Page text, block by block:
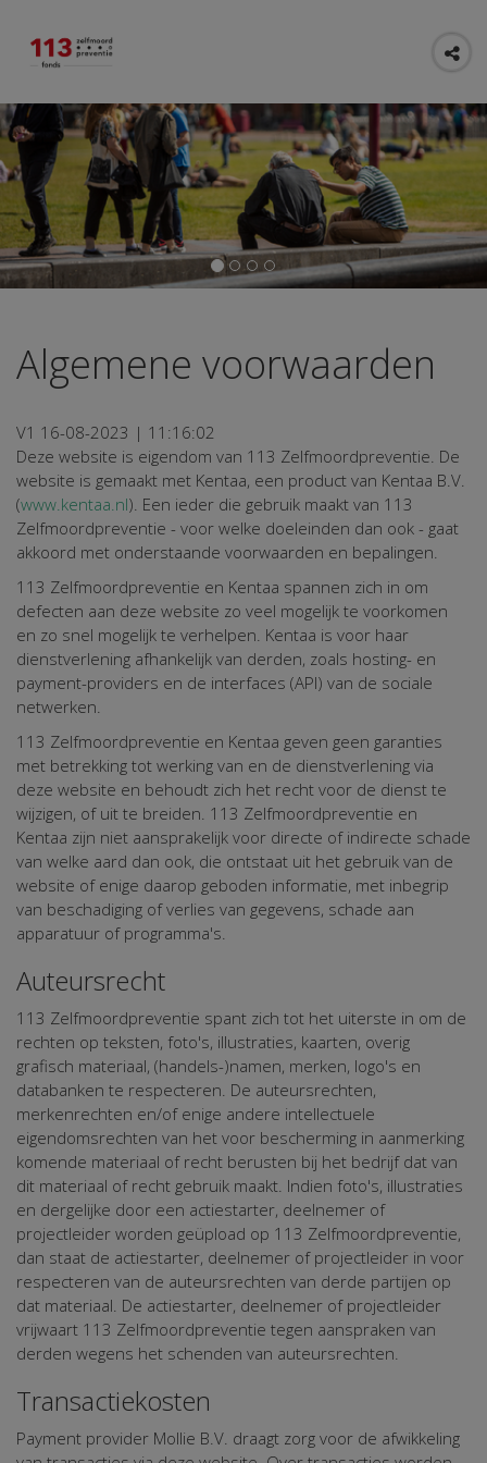
Algemene voorwaarden
V1 16-08-2023 | 11:16:02
Deze website is eigendom van 113 Zelfmoordpreventie. De
website is gemaakt met Kentaa, een product van Kentaa B.V.
(www.kentaa.nl). Een ieder die gebruik maakt van 113
Zelfmoordpreventie - voor welke doeleinden dan ook - gaat
akkoord met onderstaande voorwaarden en bepalingen.
113 Zelfmoordpreventie en Kentaa spannen zich in om
defecten aan deze website zo veel mogelijk te voorkomen
en zo snel mogelijk te verhelpen. Kentaa is voor haar
dienstverlening afhankelijk van derden, zoals hosting- en
payment-providers en de interfaces (API) van de sociale
netwerken.
113 Zelfmoordpreventie en Kentaa geven geen garanties
met betrekking tot werking van en de dienstverlening via
deze website en behoudt zich het recht voor de dienst te
wijzigen, of uit te breiden. 113 Zelfmoordpreventie en
Kentaa zijn niet aansprakelijk voor directe of indirecte schade
van welke aard dan ook, die ontstaat uit het gebruik van de
website of enige daarop geboden informatie, met inbegrip
van beschadiging of verlies van gegevens, schade aan
apparatuur of programma's.
Auteursrecht
113 Zelfmoordpreventie spant zich tot het uiterste in om de
rechten op teksten, foto's, illustraties, kaarten, overig
grafisch materiaal, (handels-)namen, merken, logo's en
databanken te respecteren. De auteursrechten,
merkenrechten en/of enige andere intellectuele
eigendomsrechten van het voor bescherming in aanmerking
komende materiaal of recht berusten bij het bedrijf dat van
dit materiaal of recht gebruik maakt. Indien foto's, illustraties
en dergelijke door een actiestarter, deelnemer of
projectleider worden geüpload op 113 Zelfmoordpreventie,
dan staat de actiestarter, deelnemer of projectleider in voor
respecteren van de auteursrechten van derde partijen op
dat materiaal. De actiestarter, deelnemer of projectleider
vrijwaart 113 Zelfmoordpreventie tegen aanspraken van
derden wegens het schenden van auteursrechten.
Transactiekosten
Payment provider Mollie B.V. draagt zorg voor de afwikkeling